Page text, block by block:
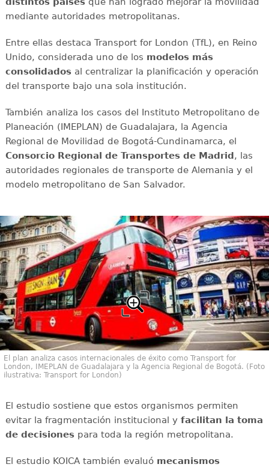
mediante autoridades metropolitanas.
Entre ellas destaca Transport for London (TfL), en Reino
Unido, considerada uno de los modelos más
consolidadosal centralizar la planificación y operación
del transporte bajo una sola institución.
También analiza los casos del Instituto Metropolitano de
Planeación (IMEPLAN) de Guadalajara, la Agencia
Regional de Movilidad de Bogotá-Cundinamarca, el
Consorcio Regional de Transportes de Madrid, las
autoridades regionales de transporte de Alemania y el
modelo metropolitano de San Salvador.
El plan analiza casos internacionales de éxito como Transport for
London, IMEPLAN de Guadalajara y la Agencia Regional de Bogotá. (Foto
ilustrativa: Transport for London)
El estudio sostiene que estos organismos permiten
evitar la fragmentación institucional y facilitan la toma
de decisionespara toda la región metropolitana.
El estudio KOICA también evaluó mecanismos